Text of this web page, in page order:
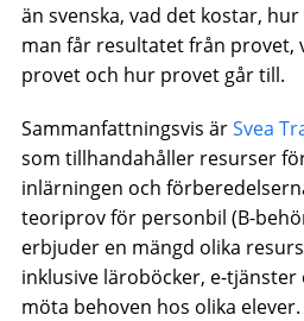
än svenska, vad det kostar,
man får resultatet från provet,
provet och hur provet går till.
Sammanfattningsvis ärSvea
som tillhandahåller resurser
inlärningen och
teoriprov för personbil (B-
erbjuder en mängd olika
inklusive läroböcker, e-
möta behoven hos olika elever.